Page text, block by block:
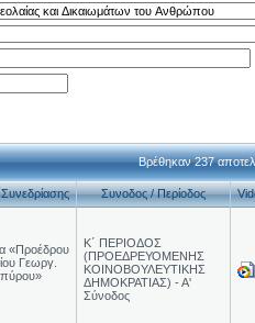
Βρέθηκαν 237
Συνοδος / Περίοδος
«Προέδρου
Γεωργ.
Κ΄ ΠΕΡΙΟΔΟΣ
(ΠΡΟΕΔΡΕΥΟΜΕΝΗΣ
ΚΟΙΝΟΒΟΥΛΕΥΤΙΚΗΣ
ΔΗΜΟΚΡΑΤΙΑΣ) - Α'
Σύνοδος